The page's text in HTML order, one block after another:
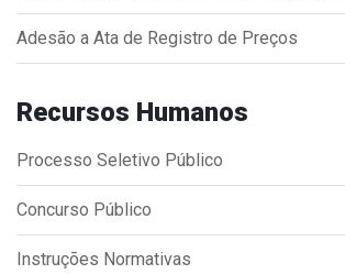
Seletivo Simplificado
Instruções Normativas
Dispensas e Inexigibilidades
Chamamentos Públicos
Leis, Decretos e Portarias
Adesão a Ata de Registro de Preços
Recursos Humanos
Processo Seletivo Público
Concurso Público
Instruções Normativas